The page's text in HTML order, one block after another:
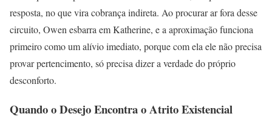
resposta, no que vira cobrança indireta. Ao procurar ar fora desse
circuito, Owen esbarra em Katherine, e a aproximação funciona
primeiro como um alívio imediato, porque com ela ele não precisa
provar pertencimento, só precisa dizer a verdade do próprio
desconforto.
Quando o Desejo Encontra o Atrito Existencial